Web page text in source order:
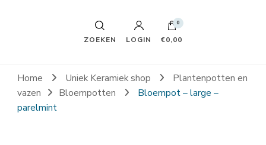
ZOEKEN LOGIN
0
€0,00
Home Uniek Keramiek shop
Plantenpotten en
vazen
Bloempotten
Bloempot – large –
parelmint